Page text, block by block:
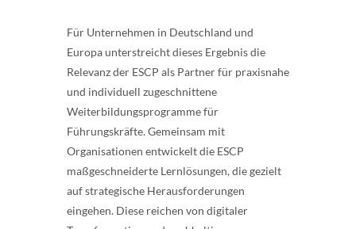
Für Unternehmen in Deutschland und
Europa unterstreicht dieses Ergebnis die
Relevanz der ESCP als Partner für praxisnahe
und individuell zugeschnittene
Weiterbildungsprogramme für
Führungskräfte. Gemeinsam mit
Organisationen entwickelt die ESCP
maßgeschneiderte Lernlösungen, die gezielt
auf strategische Herausforderungen
eingehen. Diese reichen von digitaler